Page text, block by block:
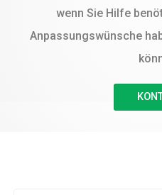
wenn Sie Hilfe
Anpassungswünsche